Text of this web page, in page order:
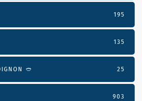
195
135
🥙 25
903